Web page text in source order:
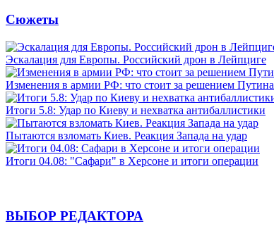
Сюжеты
Эскалация для Европы. Российский дрон в Лейпциге
Изменения в армии РФ: что стоит за решением Путина
Итоги 5.8: Удар по Киеву и нехватка антибаллистики
Пытаются взломать Киев. Реакция Запада на удар
Итоги 04.08: "Сафари" в Херсоне и итоги операции
ВЫБОР РЕДАКТОРА